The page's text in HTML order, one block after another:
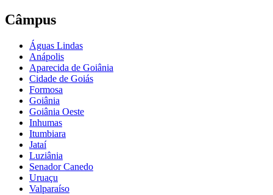
Câmpus
Águas Lindas
Anápolis
Aparecida de Goiânia
Cidade de Goiás
Formosa
Goiânia
Goiânia Oeste
Inhumas
Itumbiara
Jataí
Luziânia
Senador Canedo
Uruaçu
Valparaíso